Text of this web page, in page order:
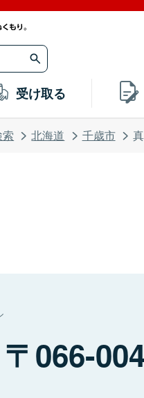
受け取る
北海道 千歳市
066-